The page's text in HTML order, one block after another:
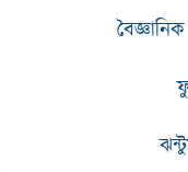
বৈজ্ঞানিক